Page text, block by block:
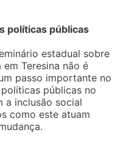
políticas públicas
estadual sobre
Teresina não é
passo importante no
públicas no
a inclusão social
como este atuam